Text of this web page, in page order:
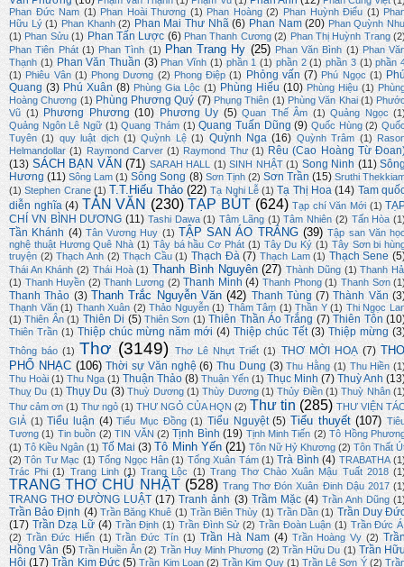
Phan Đức Nam (1) Phan Hoài Thương (1) Phan Hoàng (2) Phan Huỳnh Điểu (1)
Hữu Lý (1) Phan Khanh (2) Phan Mai Thư Nhã (6) Phan Nam (20) Phan Quỳnh
(1) Phan Sửu (1) Phan Tấn Lược (6) Phan Thanh Cương (2) Phan Thị Huỳnh Trang
Phan Tiên Phát (1) Phan Tình (1) Phan Trang Hy (25) Phan Văn Bình (1) Phan
Thạnh (1) Phan Văn Thuần (3) Phan Vĩnh (1) phần 1 (1) phần 2 (1) phần 3 (1) phần
(1) Phiêu Vân (1) Phong Dương (2) Phong Điệp (1) Phỏng vấn (7) Phú Ngọc (1)
Quang (3) Phú Xuân (8) Phùng Gia Lộc (1) Phùng Hiếu (10) Phùng Hiệu (1)
Hoàng Chương (1) Phùng Phương Quý (7) Phụng Thiên (1) Phùng Văn Khai (1)
Vũ (1) Phương Phương (10) Phương Uy (5) Quan Thế Âm (1) Quảng Ngọc
Quảng Ngôn Lê Ngữ (1) Quang Thám (1) Quang Tuấn Dũng (9) Quốc Hùng (2)
Tuyên (1) quy luật dịch (1) Quỳnh Lệ (1) Quỳnh Nga (16) Quỳnh Trâm (1)
Helmandollar (1) Raymond Carver (1) Raymond Thư (1) Rêu (Cao Hoàng Từ
(13) SÁCH BẠN VĂN (71) SARAH HALL (1) SINH NHẬT (1) Song Ninh (11)
Hương (11) Sông Lam (1) Sông Song (8) Sơn Tịnh (2) Sơn Trần (15) Sruthi
(1) Stephen Crane (1) T.T.Hiếu Thảo (22) Tạ Nghi Lễ (1) Tạ Thị Hoa (14) Tam
diễn nghĩa (4) TẢN VĂN (230) TẠP BÚT (624) Tạp chí Văn Mới (1)
CHÍ VN BÌNH DƯƠNG (11) Tashi Dawa (1) Tâm Lãng (1) Tâm Nhiên (2) Tấn Hòa
Tần Khánh (4) Tân Vương Huy (1) TẬP SAN ÁO TRẮNG (39) Tập san Văn
nghệ thuật Hương Quê Nhà (1) Tây bá hầu Cơ Phát (1) Tây Du Ký (1) Tây Sơn bi
truyện (2) Thạch Anh (2) Thạch Cầu (1) Thạch Đà (7) Thạch Lam (1) Thạch Sene
Thái An Khánh (2) Thái Hoà (1) Thanh Bình Nguyên (27) Thành Dũng (1) Thanh
(1) Thanh Huyền (2) Thanh Lương (2) Thanh Minh (4) Thanh Phong (1) Thanh Sơn
Thanh Thảo (3) Thanh Trắc Nguyễn Văn (42) Thanh Tùng (7) Thành Văn
Thạnh Văn (1) Thanh Xuân (2) Thảo Nguyễn (1) Thâm Tâm (1) Thần Y (1) Thi Ngọc
(1) Thiên Ân (1) Thiên Di (5) Thiên Sơn (1) Thiên Thần Áo Trắng (7) Thiên Tôn
Thiên Trần (1) Thiệp chúc mừng năm mới (4) Thiệp chúc Tết (3) Thiệp mừng
Thông báo (1) Thơ (3149) Thơ Lê Nhựt Triết (1) THƠ MỜI HOẠ (7)
PHỔ NHẠC (106) Thời sự Văn nghệ (6) Thu Dung (3) Thu Hằng (1) Thu Hiền
Thu Hoài (1) Thu Nga (1) Thuận Thảo (8) Thuận Yến (1) Thục Minh (7) Thuỳ Anh
Thuỵ Du (1) Thụy Du (3) Thuỳ Dương (1) Thùy Dương (1) Thủy Điền (1) Thuỳ Nhân
Thư cảm ơn (1) Thư ngỏ (1) THƯ NGỎ CỦA HQN (2) Thư tin (285) THƯ VIỆN
GIẢ (1) Tiểu luận (4) Tiểu Mục Đồng (1) Tiểu Nguyệt (5) Tiểu thuyết (107)
Tương (1) Tin buồn (2) TIN VĂN (2) Tịnh Bình (19) Tịnh Minh Tiến (2) Tô Hồng
(1) Tô Kiều Ngân (1) Tố Mai (3) Tô Minh Yến (21) Tôn Nữ Hỷ Khương (2) Tôn Thất
(2) Tôn Tư Mạc (1) Tống Ngọc Hân (1) Tống Xuân Tám (1) Trà Bình (4) TRABATHA
Trác Phi (1) Trang Linh (1) Trang Lộc (1) Trang Thơ Chào Xuân Mậu Tuất 2018
TRANG THƠ CHỦ NHẬT (528) Trang Thơ Đón Xuân Đinh Dậu 2017
TRANG THƠ ĐƯỜNG LUẬT (17) Tranh ảnh (3) Trầm Mặc (4) Trần Anh Dũng
Trần Bảo Định (4) Trần Băng Khuê (1) Trần Biên Thùy (1) Trần Dần (1) Trần Duy
(17) Trần Dzạ Lữ (4) Trần Định (1) Trần Đình Sử (2) Trần Đoàn Luận (1) Trần Đức
(2) Trần Đức Hiển (1) Trần Đức Tín (1) Trần Hà Nam (4) Trần Hoàng Vy (2)
Hồng Vân (5) Trần Huiền Ân (2) Trần Huy Minh Phương (2) Trần Hữu Du (1) Trần
Hội (17) Trần Kim Đức (5) Trần Kim Loan (2) Trần Kim Quy (1) Trần Lê Sơn Ý (2)